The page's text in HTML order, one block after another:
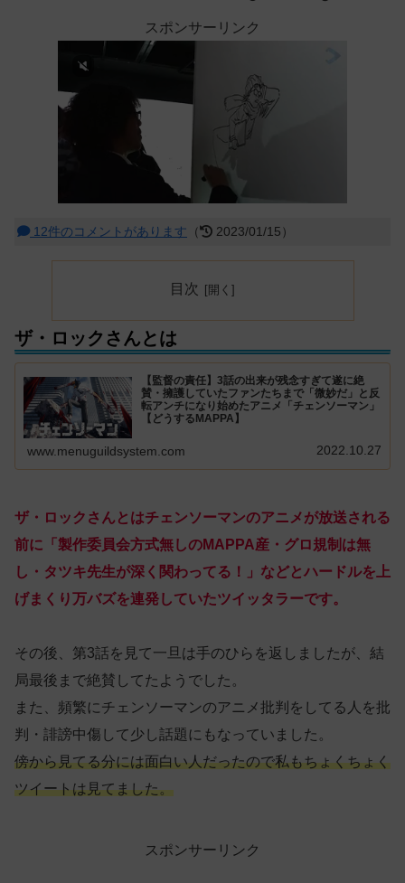
スポンサーリンク
12件のコメントがあります （ 2023/01/15）
目次
ザ・ロックさんとは
【監督の責任】3話の出来が残念すぎて遂に絶
賛・擁護していたファンたちまで「微妙だ」と反
転アンチになり始めたアニメ「チェンソーマン」
【どうするMAPPA】
www.menuguildsystem.com 2022.10.27
ザ・ロック さんとはチェンソーマンのアニメが放送される
前に「 製作委員会方式無しのMAPPA産・グロ規制は無
し・タツキ先生が深く関わってる！
」などとハードルを上
げまくり万バズを連発していたツイッタラーです。
その後、第3話を見て一旦は手のひらを返しましたが、結
局最後まで絶賛してたようでした。
また、頻繁にチェンソーマンのアニメ批判をしてる人を批
判・誹謗中傷して少し話題にもなっていました。
傍から見てる分には面白い人だったので私もちょくちょく
ツイートは見てました。
スポンサーリンク